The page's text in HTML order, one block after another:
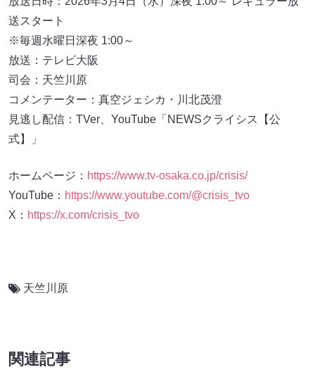
送スタート
※毎週水曜日深夜 1:00～
放送：テレビ大阪
司会：天竺川原
コメンテーター：真空ジェシカ・川北茂澄
見逃し配信：TVer、YouTube「NEWSクライシス【公
式】」
ホームページ： https://www.tv-osaka.co.jp/crisis/
YouTube： https://www.youtube.com/@crisis_tvo
X： https://x.com/crisis_tvo
天竺川原
関連記事